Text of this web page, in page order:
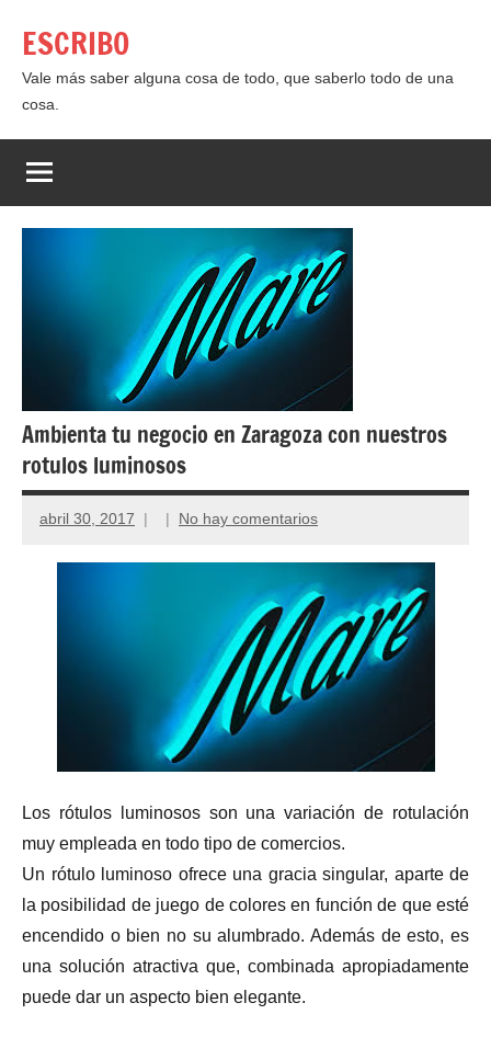
contenido
ESCRIBO
Vale más saber alguna cosa de todo, que saberlo todo de una
cosa.
Ambienta tu negocio en Zaragoza con nuestros
rotulos luminosos
abril 30, 2017 No hay comentarios
Los rótulos luminosos son una variación de rotulación
muy empleada en todo tipo de comercios.
Un rótulo luminoso ofrece una gracia singular, aparte de
la posibilidad de juego de colores en función de que esté
encendido o bien no su alumbrado. Además de esto, es
una solución atractiva que, combinada apropiadamente
puede dar un aspecto bien elegante.